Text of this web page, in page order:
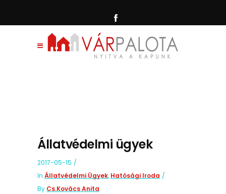
Állatvédelmi ügyek
2017-05-15
In Állatvédelmi Ügyek, Hatósági Iroda
By Cs.Kovács Anita